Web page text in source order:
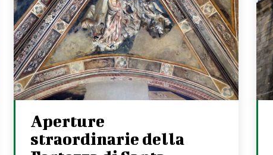
Aperture
straordinarie della